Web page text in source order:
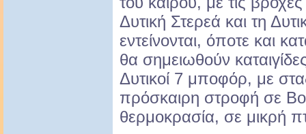
Δυτική Στερεά και τη
εντείνονται, όποτε και
θα σημειωθούν
Δυτικοί 7 μποφόρ, με
πρόσκαιρη στροφή σε
θερμοκρασία, σε μικρή